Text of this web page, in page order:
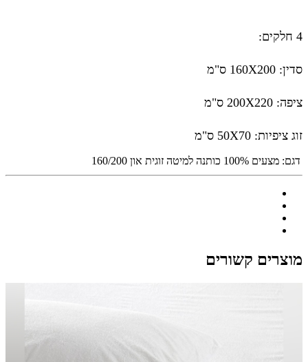
4 חלקים:
סדין: 160X200 ס"מ
ציפה: 200X220 ס"מ
זוג ציפיות: 50X70 ס"מ
דגם: מצעים 100% כותנה למיטה זוגית און 160/200
מוצרים קשורים